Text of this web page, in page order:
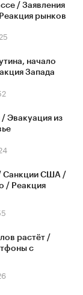
/ Заявления
рынков
начало
Запада
/ Эвакуация из
Санкции США /
/ Реакция
растёт /
с